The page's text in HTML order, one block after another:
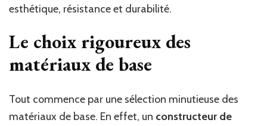
qualité
utilisés
?
esthétique, résistance et durabilité.
Le choix rigoureux des
matériaux de base
Tout commence par une sélection minutieuse des
matériaux de base. En effet, un constructeur de